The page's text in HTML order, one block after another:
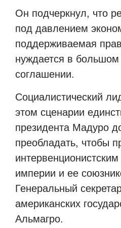
Он подчеркнул, что
под давлением
поддерживаемая
нуждается в
соглашении.
Социалистический
этом сценарии
президента Мадуро
преобладать, чтобы
империи и ее
Генеральный
американских
Альмагро.